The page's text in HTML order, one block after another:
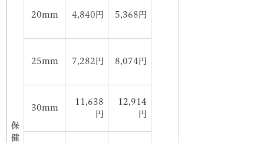
保
健
20mm 4,840円 5,368円
25mm 7,282円 8,074円
30mm
11,638
円
12,914
円